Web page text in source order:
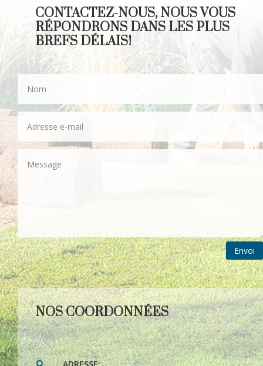
CONTACTEZ-NOUS, NOUS VOUS
RÉPONDRONS DANS LES PLUS
BREFS DÉLAIS!
Envoi
NOS COORDONNÉES